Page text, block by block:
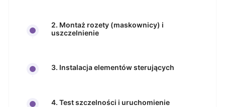
2. Montaż rozety (maskownicy) i
uszczelnienie
3. Instalacja elementów sterujących
4. Test szczelności i uruchomienie